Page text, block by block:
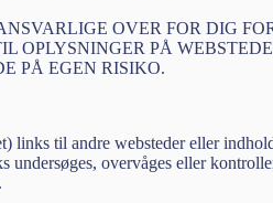
OVER FOR DIG
OPLYSNINGER PÅ
PÅ EGEN RISIKO.
links til andre websteder eller
undersøges, overvåges eller